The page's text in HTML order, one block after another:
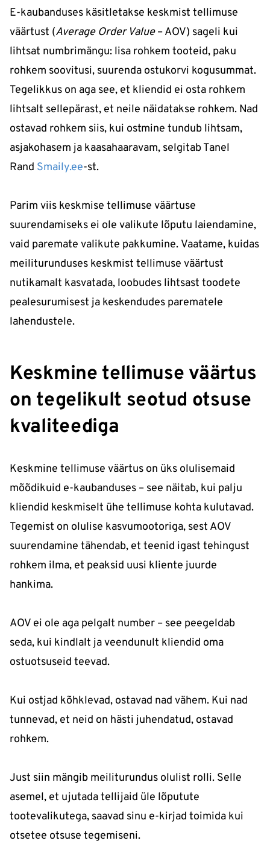
E-kaubanduses käsitletakse keskmist tellimuse
väärtust (Average Order Value– AOV) sageli kui
lihtsat numbrimängu: lisa rohkem tooteid, paku
rohkem soovitusi, suurenda ostukorvi kogusummat.
Tegelikkus on aga see, et kliendid ei osta rohkem
lihtsalt sellepärast, et neile näidatakse rohkem. Nad
ostavad rohkem siis, kui ostmine tundub lihtsam,
asjakohasem ja kaasahaaravam, selgitab Tanel
Rand Smaily.ee-st.
Parim viis keskmise tellimuse väärtuse
suurendamiseks ei ole valikute lõputu laiendamine,
vaid paremate valikute pakkumine. Vaatame, kuidas
meiliturunduses keskmist tellimuse väärtust
nutikamalt kasvatada, loobudes lihtsast toodete
pealesurumisest ja keskendudes parematele
lahendustele.
Keskmine tellimuse väärtus
on tegelikult seotud otsuse
kvaliteediga
Keskmine tellimuse väärtus on üks olulisemaid
mõõdikuid e-kaubanduses – see näitab, kui palju
kliendid keskmiselt ühe tellimuse kohta kulutavad.
Tegemist on olulise kasvumootoriga, sest AOV
suurendamine tähendab, et teenid igast tehingust
rohkem ilma, et peaksid uusi kliente juurde
hankima.
AOV ei ole aga pelgalt number – see peegeldab
seda, kui kindlalt ja veendunult kliendid oma
ostuotsuseid teevad.
Kui ostjad kõhklevad, ostavad nad vähem. Kui nad
tunnevad, et neid on hästi juhendatud, ostavad
rohkem.
Just siin mängib meiliturundus olulist rolli. Selle
asemel, et ujutada tellijaid üle lõputute
tootevalikutega, saavad sinu e-kirjad toimida kui
otsetee otsuse tegemiseni.